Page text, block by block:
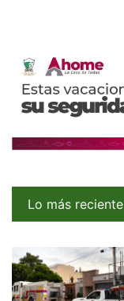
Lo más reciente